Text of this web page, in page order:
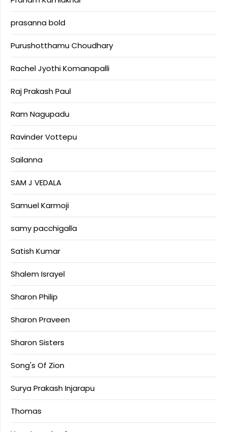
prasanna bold
Purushotthamu Choudhary
Rachel Jyothi Komanapalli
Raj Prakash Paul
Ram Nagupadu
Ravinder Vottepu
Sailanna
SAM J VEDALA
Samuel Karmoji
samy pacchigalla
Satish Kumar
Shalem Israyel
Sharon Philip
Sharon Praveen
Sharon Sisters
Song's Of Zion
Surya Prakash Injarapu
Thomas